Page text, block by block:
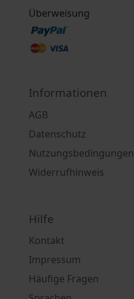
Überweisung
Informationen
AGB
Datenschutz
Nutzungsbedingungen
Widerrufhinweis
Hilfe
Kontakt
Impressum
Häufige Fragen